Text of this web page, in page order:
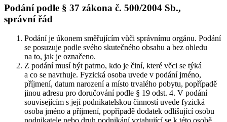
Podání podle § 37 zákona č. 500/2004 Sb.,
správní řád
Podání je úkonem směřujícím vůči správnímu orgánu. Podání
se posuzuje podle svého skutečného obsahu a bez ohledu
na to, jak je označeno.
Z podání musí být patrno, kdo je činí, které věci se týká
a co se navrhuje. Fyzická osoba uvede v podání jméno,
příjmení, datum narození a místo trvalého pobytu, popřípadě
jinou adresu pro doručování podle § 19 odst. 4. V podání
souvisejícím s její podnikatelskou činností uvede fyzická
osoba jméno a příjmení, popřípadě dodatek odlišující osobu